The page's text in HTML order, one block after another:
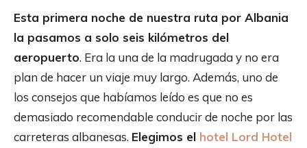
Esta primera noche de nuestra ruta por Albania
la pasamos a solo seis kilómetros del
aeropuerto. Era la una de la madrugada y no era
plan de hacer un viaje muy largo. Además, uno de
los consejos que habíamos leído es que no es
demasiado recomendable conducir de noche por las
carreteras albanesas. Elegimos el hotel Lord Hotel